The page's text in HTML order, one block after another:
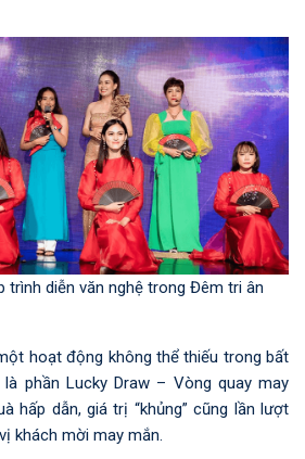
trình diễn văn nghệ trong Đêm tri ân
hoạt động không thể thiếu trong bất
phần Lucky Draw – Vòng quay may
hấp dẫn, giá trị “khủng” cũng lần lượt
khách mời may mắn.